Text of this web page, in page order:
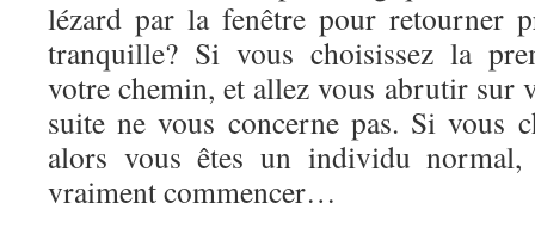
lézard par la fenêtre pour retourner
tranquille? Si vous choisissez la
votre chemin, et allez vous abrutir sur
suite ne vous concerne pas. Si vous
alors vous êtes un individu
vraiment commencer…